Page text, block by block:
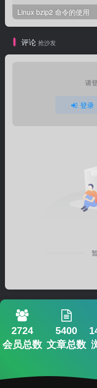
Linux bzip2 命令的使用
评论 抢沙发
请
登录
2724
会员总数
5400
文章总数